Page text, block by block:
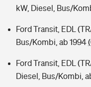
kW, Diesel, Bus/
Ford Transit, EDL
Bus/Kombi, ab 1994
Ford Transit, EDL
Diesel, Bus/Kombi,